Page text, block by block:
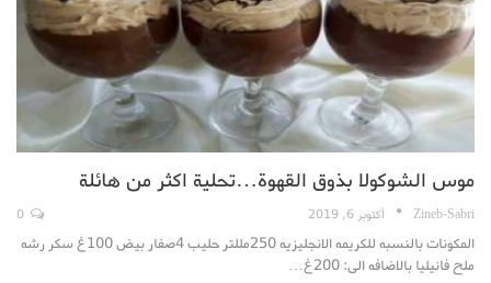
موس الشوكولا بذوق القهوة…تحلية اكثر من هائلة
Zineb-Sabri أكتوبر 6, 2019
المكونات بالنسبه للكريمه الانجليزيه 250مللتر حليب 4صفار بيض 100غ سكر رشه
ملح فانيليا بالاضافه الى: 200غ…